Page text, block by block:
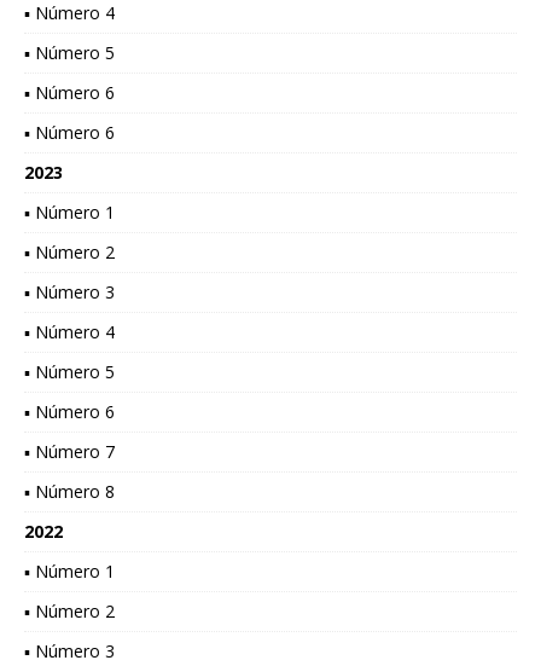
▪ Número 4
▪ Número 5
▪ Número 6
▪ Número 6
2023
▪ Número 1
▪ Número 2
▪ Número 3
▪ Número 4
▪ Número 5
▪ Número 6
▪ Número 7
▪ Número 8
2022
▪ Número 1
▪ Número 2
▪ Número 3